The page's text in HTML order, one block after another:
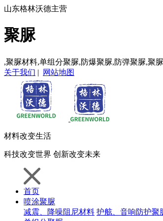
山东格林沃德主营
聚脲
,聚脲材料,单组分聚脲,防爆聚脲,防弹聚脲,聚
关于我们 | 网站地图
材料改变生活
科技改变世界 创新改变未来
首页
喷涂聚脲
减震、降噪阻尼材料 护舷、音响防护聚